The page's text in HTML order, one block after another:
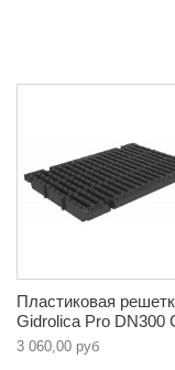
Пластиковая
Gidrolica Pro DN300
3 060,00 руб